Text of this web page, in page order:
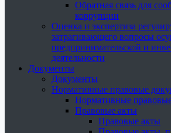
Обратная связь для
коррупции
Оценка и экспертиза
затрагивающего вопросы
предпринимательской и
деятельности
Документы
Документы
Нормативные правовые
Нормативные
Правовые акты
Правовые акты